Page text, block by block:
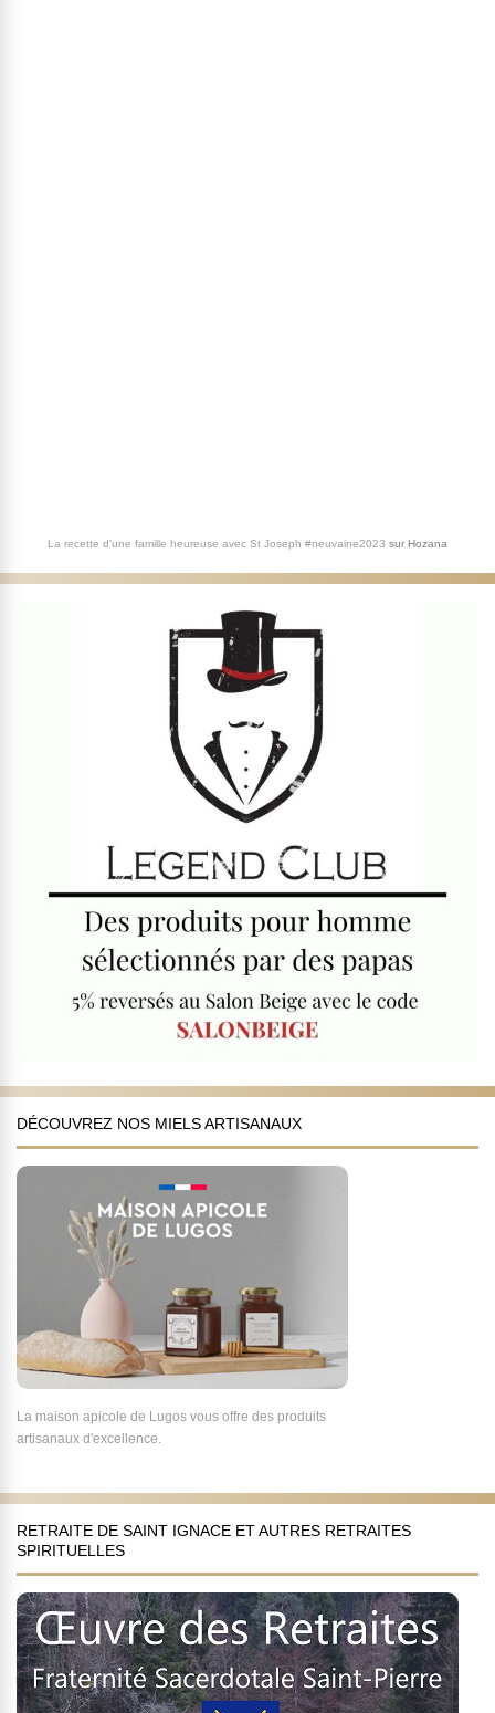
La recette d'une famille heureuse avec St Joseph #neuvaine2023 sur Hozana
DÉCOUVREZ NOS MIELS ARTISANAUX
La maison apicole de Lugos vous offre des produits
artisanaux d'excellence.
RETRAITE DE SAINT IGNACE ET AUTRES RETRAITES
SPIRITUELLES